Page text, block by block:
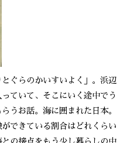
ぐらのかいすいよく」。浜辺
ていて、そこにいく途中でう
うお話。海に囲まれた日本。
できている割合はどれくらい
の接点をもう少し暮らしの中